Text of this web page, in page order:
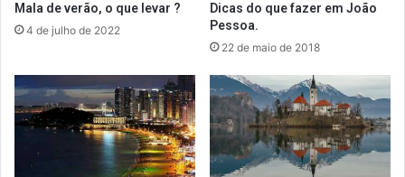
Mala de verão, o que levar ?
4 de julho de 2022
Dicas do que fazer em João
Pessoa.
22 de maio de 2018